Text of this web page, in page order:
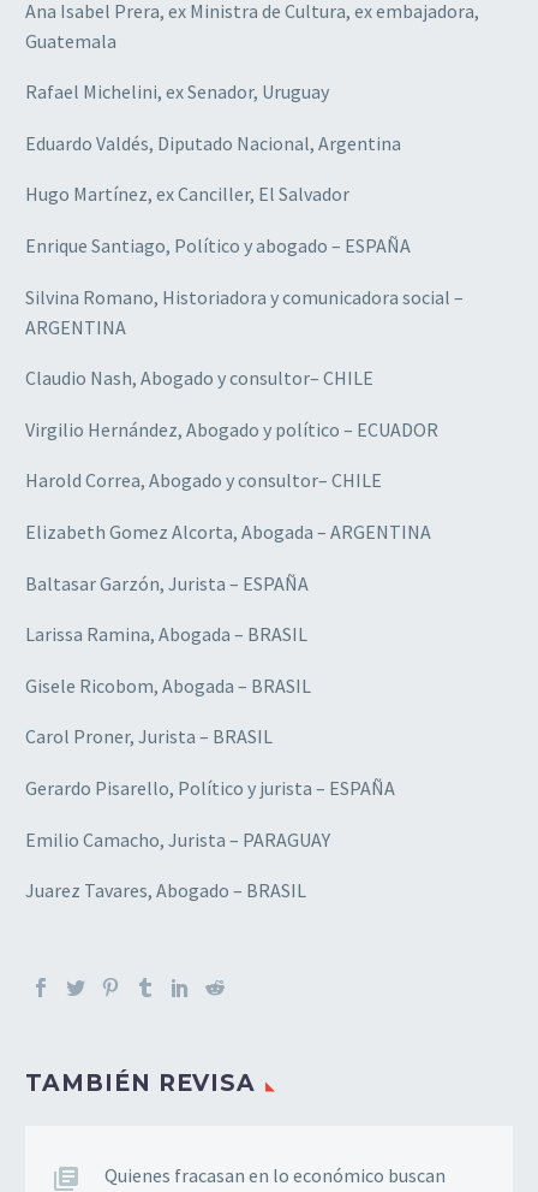
Ana Isabel Prera, ex Ministra de Cultura, ex embajadora,
Guatemala
Rafael Michelini, ex Senador, Uruguay
Eduardo Valdés, Diputado Nacional, Argentina
Hugo Martínez, ex Canciller, El Salvador
Enrique Santiago, Político y abogado – ESPAÑA
Silvina Romano, Historiadora y comunicadora social –
ARGENTINA
Claudio Nash, Abogado y consultor– CHILE
Virgilio Hernández, Abogado y político – ECUADOR
Harold Correa, Abogado y consultor– CHILE
Elizabeth Gomez Alcorta, Abogada – ARGENTINA
Baltasar Garzón, Jurista – ESPAÑA
Larissa Ramina, Abogada – BRASIL
Gisele Ricobom, Abogada – BRASIL
Carol Proner, Jurista – BRASIL
Gerardo Pisarello, Político y jurista – ESPAÑA
Emilio Camacho, Jurista – PARAGUAY
Juarez Tavares, Abogado – BRASIL
TAMBIÉN REVISA
Quienes fracasan en lo económico buscan